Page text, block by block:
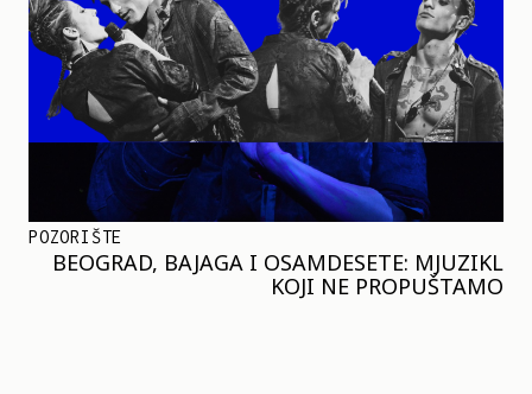
POZORIŠTE
BEOGRAD, BAJAGA I OSAMDESETE: MJUZIKL
KOJI NE PROPUŠTAMO